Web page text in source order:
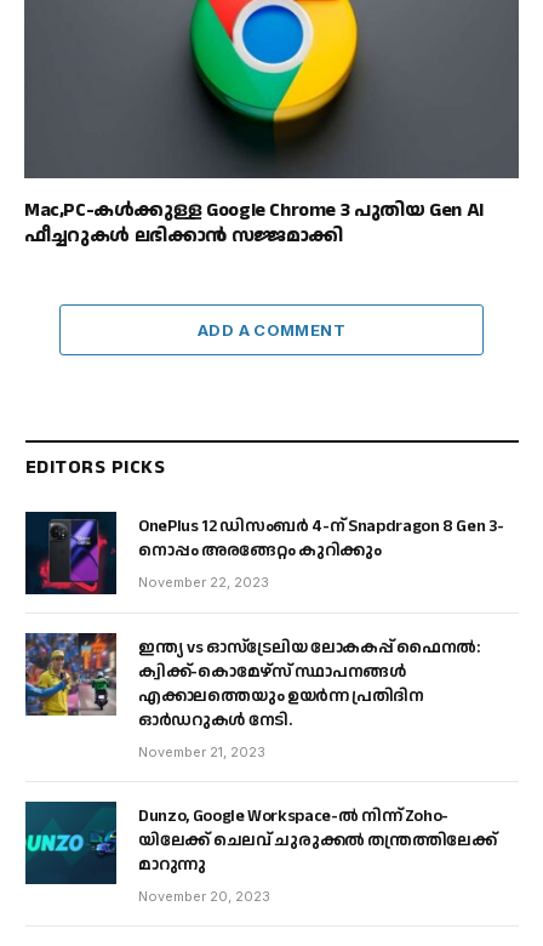
Mac,PC-കൾക്കുള്ള Google Chrome 3 പുതിയ Gen AI
ഫീച്ചറുകൾ ലഭിക്കാൻ സജ്ജമാക്കി
ADD A COMMENT
EDITORS PICKS
OnePlus 12 ഡിസംബർ 4-ന് Snapdragon 8 Gen 3-
നൊപ്പം അരങ്ങേറ്റം കുറിക്കും
November 22, 2023
ഇന്ത്യ vs ഓസ്‌ട്രേലിയ ലോകകപ്പ് ഫൈനൽ:
ക്വിക്ക്-കൊമേഴ്‌സ് സ്ഥാപനങ്ങൾ
എക്കാലത്തെയും ഉയർന്ന പ്രതിദിന
ഓർഡറുകൾ നേടി.
November 21, 2023
Dunzo, Google Workspace-ൽ നിന്ന് Zoho-
യിലേക്ക് ചെലവ് ചുരുക്കൽ തന്ത്രത്തിലേക്ക്
മാറുന്നു
November 20, 2023